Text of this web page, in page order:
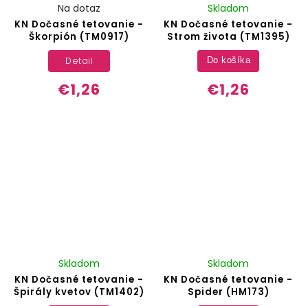
KN Dočasné tetovanie -
Škorpión (TM0917)
Na dotaz
€1,26
Detail
KN Dočasné tetovanie -
Strom života (TM1395)
Skladom
€1,26
Do košíka
KN Dočasné tetovanie -
Špirály kvetov (TM1402)
Skladom
KN Dočasné tetovanie -
Spider (HM173)
Skladom